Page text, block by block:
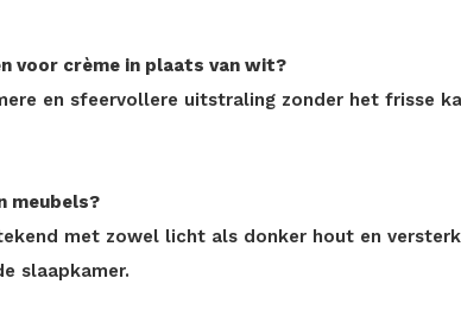
voor crème in plaats van wit?
en sfeervollere uitstraling zonder het frisse
meubels?
met zowel licht als donker hout en
slaapkamer.